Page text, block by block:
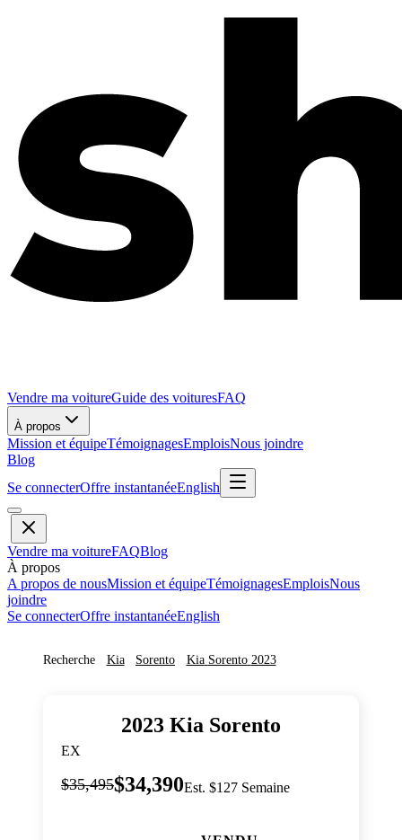
Vendre ma voitureGuide des voituresFAQ
À propos
Mission et équipeTémoignagesEmploisNous joindre
Blog
Se connecterOffre instantanéeEnglish
Vendre ma voitureFAQBlog
À propos
A propos de nousMission et équipeTémoignagesEmploisNous
joindre
Se connecterOffre instantanéeEnglish
Recherche Kia Sorento Kia Sorento 2023
2023 Kia Sorento
EX
$35,495$34,390Est. $127 Semaine